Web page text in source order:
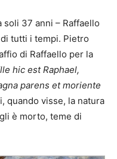
soli 37 anni – Raffaello
tutti i tempi. Pietro
di Raffaello per la
hic est Raphael,
parens et moriente
quando visse, la natura
è morto, teme di